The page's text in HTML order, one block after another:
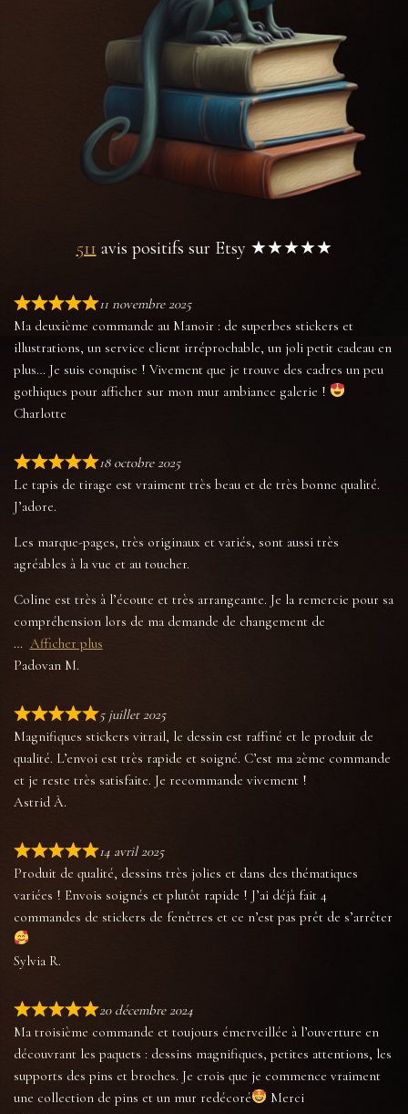
511 avis positifs sur Etsy ★★★★★
11 novembre 2025
Ma deuxième commande au Manoir : de superbes stickers et
illustrations, un service client irréprochable, un joli petit cadeau en
plus… Je suis conquise ! Vivement que je trouve des cadres un peu
gothiques pour afficher sur mon mur ambiance galerie !
Charlotte
18 octobre 2025
Le tapis de tirage est vraiment très beau et de très bonne qualité.
J’adore.
Les marque-pages, très originaux et variés, sont aussi très
agréables à la vue et au toucher.
Coline est très à l’écoute et très arrangeante. Je la remercie pour sa
compréhension lors de ma demande de changement de
Afficher plus
Padovan M.
5 juillet 2025
Magnifiques stickers vitrail, le dessin est raffiné et le produit de
qualité. L’envoi est très rapide et soigné. C’est ma 2ème commande
et je reste très satisfaite. Je recommande vivement !
Astrid À.
14 avril 2025
Produit de qualité, dessins très jolies et dans des thématiques
variées ! Envois soignés et plutôt rapide ! J’ai déjà fait 4
commandes de stickers de fenêtres et ce n’est pas prêt de s’arrêter
Sylvia R.
20 décembre 2024
Ma troisième commande et toujours émerveillée à l’ouverture en
découvrant les paquets : dessins magnifiques, petites attentions, les
supports des pins et broches. Je crois que je commence vraiment
une collection de pins et un mur redécoré
Merci